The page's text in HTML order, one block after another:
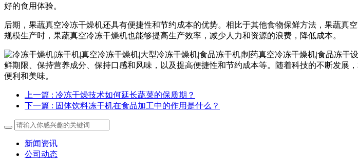
好的食用体验。
后期，果蔬真空冷冻干燥机还具有便捷性和节约成本的优势。相比于其他食物保鲜方法，果蔬
规模生产时，果蔬真空冷冻干燥机也能够提高生产效率，减少人力和资源的浪费，降低成本。
鲜期限、保持营养成分、保持口感和风味，以及提高便捷性和节约成本等。随着科技的不断发
便利和美味。
上一篇 : 冷冻干燥技术如何延长蔬菜的保质期？
下一篇 : 固体饮料冻干机在食品加工中的作用是什么？
新闻资讯
公司动态